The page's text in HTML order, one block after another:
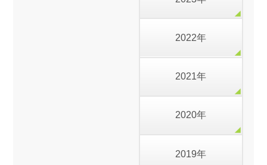
2022年
2021年
2020年
2019年